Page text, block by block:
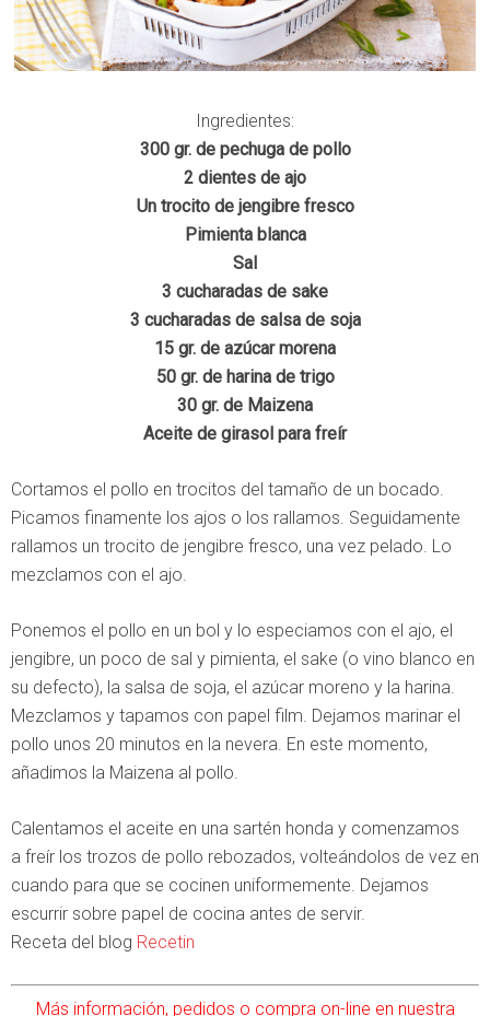
Ingredientes:
300 gr. de pechuga de pollo
2 dientes de ajo
Un trocito de jengibre fresco
Pimienta blanca
Sal
3 cucharadas de sake
3 cucharadas de salsa de soja
15 gr. de azúcar morena
50 gr. de harina de trigo
30 gr. de Maizena
Aceite de girasol para freír
Cortamos el pollo en trocitos del tamaño de un bocado.
Picamos finamente los ajos o los rallamos. Seguidamente
rallamos un trocito de jengibre fresco, una vez pelado. Lo
mezclamos con el ajo.
Ponemos el pollo en un bol y lo especiamos con el ajo, el
jengibre, un poco de sal y pimienta, el sake (o vino blanco en
su defecto), la salsa de soja, el azúcar moreno y la harina.
Mezclamos y tapamos con papel film. Dejamos marinar el
pollo unos 20 minutos en la nevera. En este momento,
añadimos la Maizena al pollo.
Calentamos el aceite en una sartén honda y comenzamos
a freír los trozos de pollo rebozados, volteándolos de vez en
cuando para que se cocinen uniformemente. Dejamos
escurrir sobre papel de cocina antes de servir.
Receta del blog Recetin
Más información, pedidos o compra on-line en nuestra